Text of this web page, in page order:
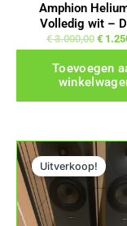
Amphion
Volledig wit –
€3.000,00 €
Toevoegen
Uitverkoop!
Oorspronkelijke prijs